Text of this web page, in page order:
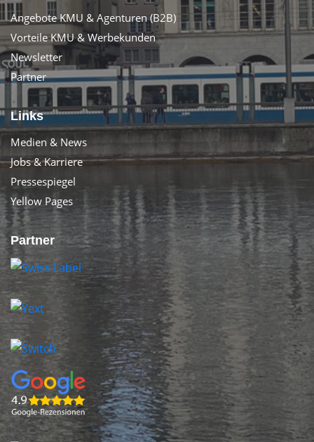
Angebote KMU & Agenturen (B2B)
Vorteile KMU & Werbekunden
Newsletter
Partner
Links
Medien & News
Jobs & Karriere
Pressespiegel
Yellow Pages
Partner